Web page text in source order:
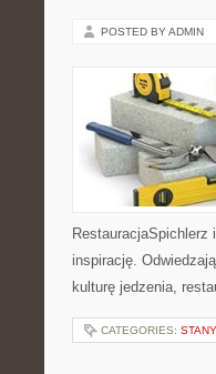
POSTED BY ADMIN
inspirację.
kulturę jedzenia,
CATEGORIES: